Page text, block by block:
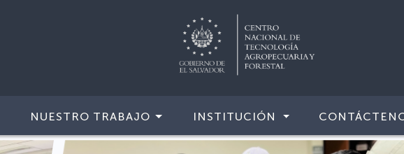
NUESTRO TRABAJO INSTITUCIÓN